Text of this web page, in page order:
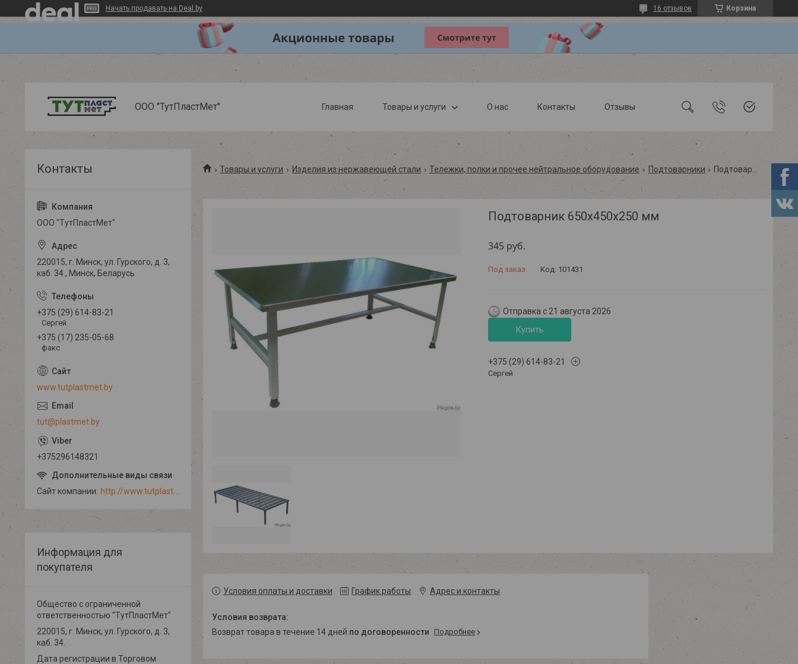
Начать продавать на Deal.by Корзина
16 отзывов
ООО "ТутПластМет" Главная Товары и услуги О нас Контакты Отзывы
Товары и услуги Изделия из нержавеющей стали Тележки, полки и прочее нейтральное оборудование Подтоварники
Подтоварник 650х450х250 мм
345 руб.
Под заказ Код: 101431
Отправка с 21 августа 2026
Купить
+375 (29) 614-83-21
Сергей
Условия оплаты и доставки График работы Адрес и контакты
возврат товара в течение 14 дней по договоренности Подробнее
ООО "ТутПластМет"
220015, г. Минск, ул. Гурского, д. 3,
каб. 34., Минск, Беларусь
+375 (29) 614-83-21
Сергей
+375 (17) 235-05-68
факс
www.tutplastmet.by
tut@plastmet.by
+375296148321
Сайт компании
Информация для
покупателя
Общество с ограниченной
ответственностью "ТутПластМет"
220015, г. Минск, ул. Гурского, д. 3,
каб. 34.
Дата регистрации в Торговом